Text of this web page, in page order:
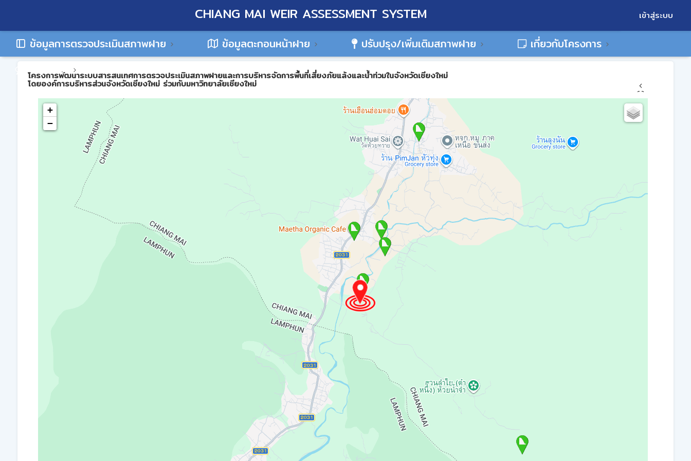
CHIANG MAI WEIR ASSESSMENT SYSTEM เข้าสู่ระบบ
ข้อมูลการตรวจประเมินสภาพฝาย ข้อมูลตะกอนหน้าฝาย ปรับปรุง/เพิ่มเติมสภาพฝาย
เกี่ยวกับโครงการ
ติดต่อเรา
โครงการพัฒนาระบบสารสนเทศการตรวจประเมินสภาพฝายและการบริหารจัดการพื้นที่เสี่ยงภัยแล้งและน้ำท่วมในจังหวัดเชียงใหม่
โดยองค์การบริหารส่วนจังหวัดเชียงใหม่ ร่วมกับมหาวิทยาลัยเชียงใหม่
+
−